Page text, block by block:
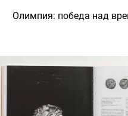
Олимпия: победа над